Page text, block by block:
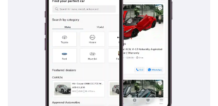
تُعدّ سيارة نيسان باثفايندر SV موديل 2024 الخيار الأمثل للمشترين في
دول مجلس التعاون الخليجي الراغبين في الحصول على جودة سيارة جديدة
تمامًا مع موثوقية محرك V6 من نيسان. وباعتبارها سيارة بمواصفات دول
مجلس التعاون الخليجي وبعداد كيلومترات خاص بالتسليم، فإنها توفر
قيمة استثنائية على المدى الطويل وجاهزية فورية للانطلاق على الطريق.
تم إنشاء هذه الإحصاءات بواسطة الذكاء الاصطناعي اعتماداً على بيانات
خبراء السوق. يُرجى دائماً فحص السيارة قبل الشراء.